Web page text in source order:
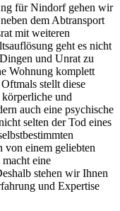
für Nindorf gehen wir
dem Abtransport
mit weiteren
geht es nicht
und Unrat zu
Wohnung komplett
stellt diese
und
auch eine psychische
selten der Tod eines
von einem geliebten
eine
stehen wir Ihnen
und Expertise